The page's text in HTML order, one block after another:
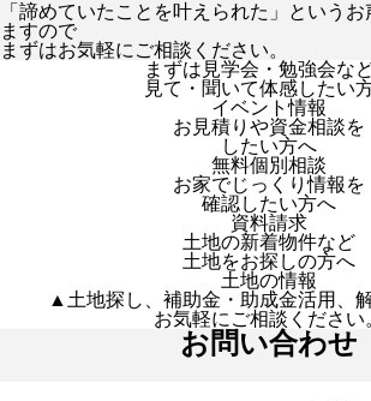
「諦めていたことを叶えられた」という
ますので
まずはお気軽にご相談ください。
まずは見学会・勉強会な
見て・聞いて体感したい
イベント情報
お見積りや資金相談を
したい方へ
無料個別相談
お家でじっくり情報を
確認したい方へ
資料請求
土地の新着物件など
土地をお探しの方へ
土地の情報
▲土地探し、補助金・助成金活用、
お気軽にご相談ください
お問い合わせ